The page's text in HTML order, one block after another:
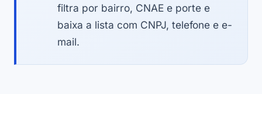
filtra por bairro, CNAE e porte e
baixa a lista com CNPJ, telefone e e-
mail.